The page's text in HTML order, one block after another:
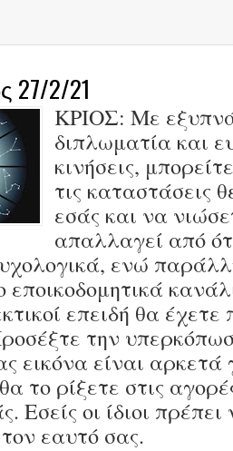
27/2/21
ΚΡΙΟΣ: Με
διπλωματία και
κινήσεις,
τις καταστάσεις
εσάς και να
απαλλαγεί από
ενώ
εποικοδομητικά
επειδή θα
την
εικόνα είναι αρκετά
το ρίξετε στις
Εσείς οι ίδιοι πρέπει
εαυτό σας.